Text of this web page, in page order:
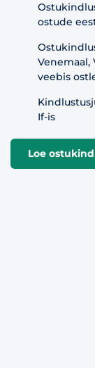
ostude
Venemaal,
veebis
If-is
Loe